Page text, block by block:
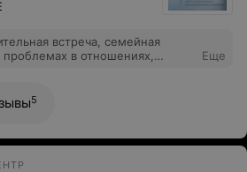
встреча, семейная
проблемах в отношениях,
стороны.
Еще
5